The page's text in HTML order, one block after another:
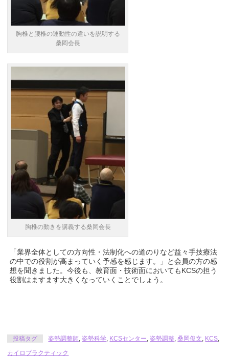
胸椎と腰椎の運動性の違いを説明する
桑岡会長
胸椎の動きを講義する桑岡会長
「業界全体としての方向性・法制化への道のりなど益々手技療法
の中での役割が高まっていく予感を感じます。」と会員の方の感
想を聞きました。今後も、教育面・技術面においてもKCSの担う
役割はますます大きくなっていくことでしょう。
投稿タグ 姿勢調整師,姿勢科学, KCSセンター,姿勢調整,桑岡俊文, KCS,
カイロプラクティック